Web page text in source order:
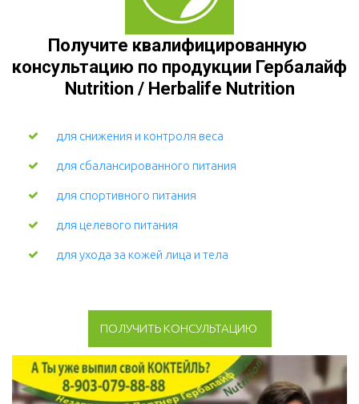
Получите квалифицированную
консультацию по продукции Гербалайф
Nutrition / Herbalife Nutrition
для снижения и контроля веса
для сбалансированного питания
для спортивного питания
для целевого питания
для ухода за кожей лица и тела
ПОЛУЧИТЬ КОНСУЛЬТАЦИЮ